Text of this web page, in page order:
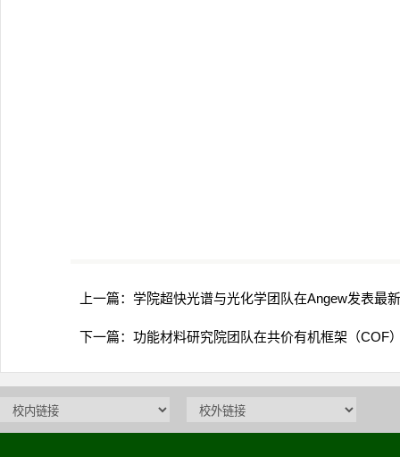
上一篇： 学院超快光谱与光化学团队在Angew发表最
下一篇： 功能材料研究院团队在共价有机框架（COF